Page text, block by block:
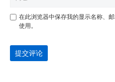
在此浏览器中保存我的显示名称、
使用。
提交评论